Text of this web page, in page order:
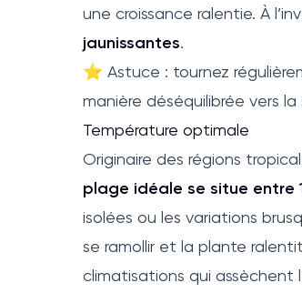
une croissance ralentie. À
jaunissantes.
⭐ Astuce : tournez
manière déséquilibrée vers la
Température optimale
Originaire des régions
plage idéale se situe entre
isolées ou les variations
se ramollir et la plante
climatisations qui assèchent